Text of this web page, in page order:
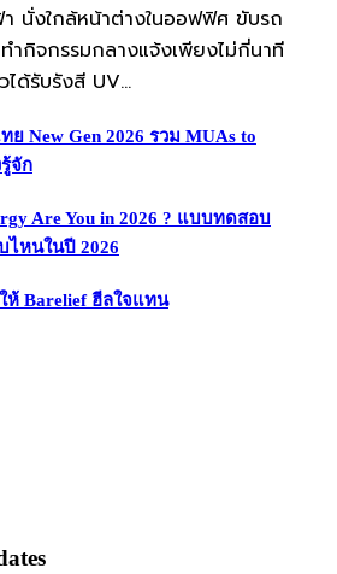
า นั่งใกล้หน้าต่างในออฟฟิศ ขับรถ
ำกิจกรรมกลางแจ้งเพียงไม่กี่นาที
ได้รับรังสี UV…
New Gen 2026 รวม MUAs to
จัก
Are You in 2026 ? แบบทดสอบ
หนในปี 2026
ห้ Barelief ฮีลใจแทน